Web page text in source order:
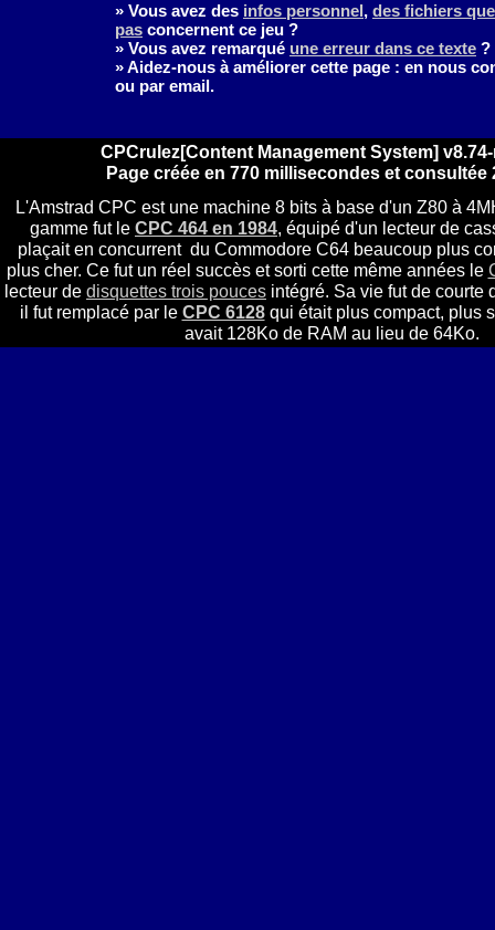
» Vous avez des infos personnel, des fichiers
pas concernent ce jeu ?
» Vous avez remarqué une erreur dans ce texte ?
» Aidez-nous à améliorer cette page : en nous
ou par email.
CPCrulez[Content Management System]
Page créée en 770 millisecondes et consultée
L'Amstrad CPC est une machine 8 bits à base d'un Z80 à
gamme fut le CPC 464 en 1984, équipé d'un lecteur de
plaçait en concurrent du Commodore C64 beaucoup plus
plus cher. Ce fut un réel succès et sorti cette même années le
lecteur de disquettes trois pouces intégré. Sa vie fut de courte
il fut remplacé par le CPC 6128qui était plus compact, plus
avait 128Ko de RAM au lieu de 64Ko.